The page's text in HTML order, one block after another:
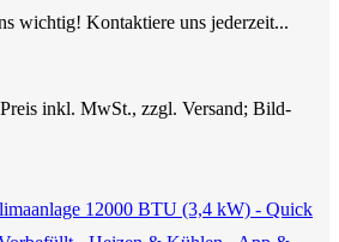
wichtig! Kontaktiere uns jederzeit...
Preis inkl. MwSt., zzgl. Versand; Bild-